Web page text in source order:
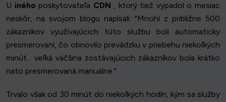
U iného poskytovateľa CDN , ktorý tiež vypadol o mesiac
neskôr, na svojom blogu napísali: "Mnohí z približne 500
zákazníkov využívajúcich túto službu boli automaticky
presmerovaní, čo obnovilo prevádzku v priebehu niekoľkých
minút... veľká väčšina zostávajúcich zákazníkov bola krátko
nato presmerovaná manuálne."
Trvalo však od 30 minút do niekoľkých hodín, kým sa služby